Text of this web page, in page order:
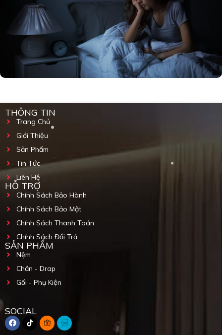
THÔNG TIN
Trang Chủ
Giới Thiệu
Sản Phẩm
Tin Tức
Liên Hệ
HỖ TRỢ
Chính Sách Bảo Hành
Chính Sách Bảo Mật
Chính Sách Thanh Toán
Chính Sách Đổi Trả
SẢN PHẨM
Nệm
Chăn - Drap
Gối - Phụ Kiện
SOCIAL